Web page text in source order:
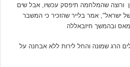
ורוצה שהמלחמה תיפסק עכשיו, אבל שים
ישראל", אמר בלייר שהזכיר כי המשבר
ובהמשך חיזבאללה
הרג שמונה והחל לירות ללא אבחנה על